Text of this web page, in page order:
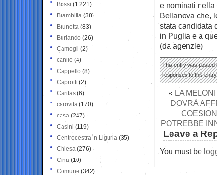
e nominati nella
Bellanova che,
stata candidata
in Puglia e a
(da agenzie)
This entry was posted
responses to this
« LA
DOVRÀ
POTREBBE
Leave a
You must be
Bossi (1.221)
Brambilla (38)
Brunetta (83)
Burlando (26)
Camogli (2)
canile (4)
Cappello (8)
Caprotti (2)
Caritas (6)
carovita (170)
casa (247)
Casini (119)
Centrodestra in Liguria (35)
Chiesa (276)
Cina (10)
Comune (342)